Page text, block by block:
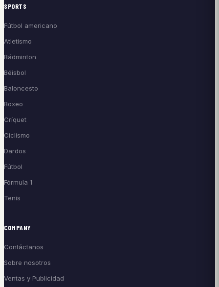
SPORTS
Fútbol americano
Atletismo
Bádminton
Béisbol
Baloncesto
Boxeo
Críquet
Ciclismo
Dardos
Fútbol
Fórmula 1
Tenis
COMPANY
Contáctanos
Sobre nosotros
Ventas y Publicidad